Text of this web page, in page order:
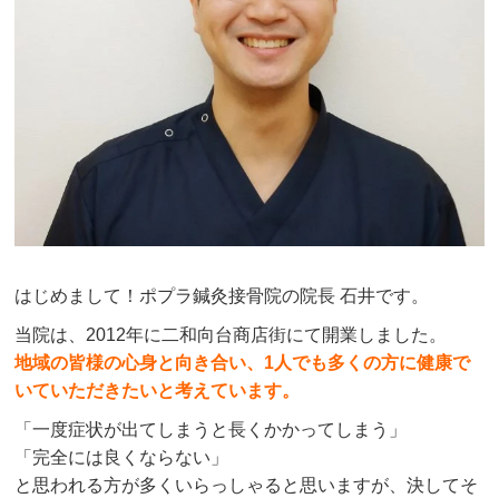
はじめまして！ポプラ鍼灸接骨院の院長 石井です。
当院は、2012年に二和向台商店街にて開業しました。
地域の皆様の心身と向き合い、1人でも多くの方に健康で
いていただきたいと考えています。
「一度症状が出てしまうと長くかかってしまう」
「完全には良くならない」
と思われる方が多くいらっしゃると思いますが、決してそ